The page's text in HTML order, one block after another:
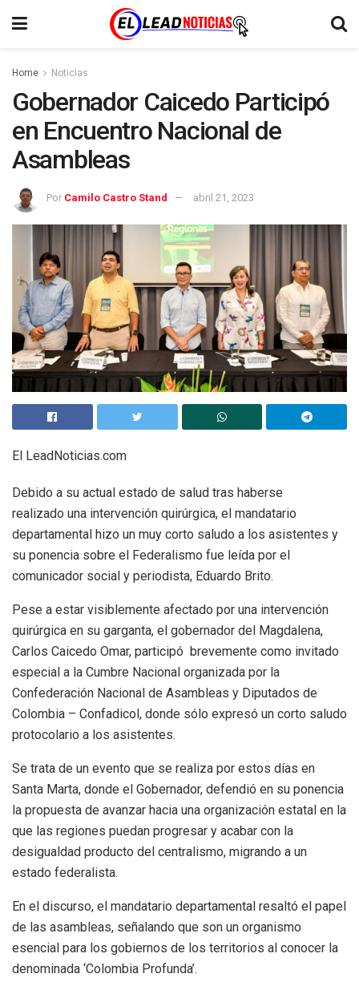
Home Noticias
Gobernador Caicedo Participó
en Encuentro Nacional de
Asambleas
Por Camilo Castro Stand abril 21, 2023
El LeadNoticias.com
Debido a su actual estado de salud tras haberse
realizado una intervención quirúrgica, el mandatario
departamental hizo un muy corto saludo a los asistentes y
su ponencia sobre el Federalismo fue leída por el
comunicador social y periodista, Eduardo Brito.
Pese a estar visiblemente afectado por una intervención
quirúrgica en su garganta, el gobernador del Magdalena,
Carlos Caicedo Omar, participó brevemente como invitado
especial a la Cumbre Nacional organizada por la
Confederación Nacional de Asambleas y Diputados de
Colombia – Confadicol, donde sólo expresó un corto saludo
protocolario a los asistentes.
Se trata de un evento que se realiza por estos días en
Santa Marta, donde el Gobernador, defendió en su ponencia
la propuesta de avanzar hacia una organización estatal en la
que las regiones puedan progresar y acabar con la
desigualdad producto del centralismo, migrando a un
estado federalista.
En el discurso, el mandatario departamental resaltó el papel
de las asambleas, señalando que son un organismo
esencial para los gobiernos de los territorios al conocer la
denominada ‘Colombia Profunda’.